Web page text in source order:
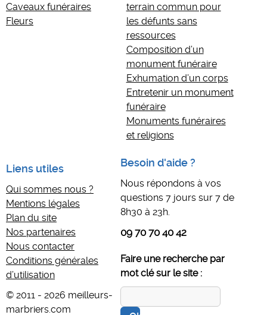
Caveaux funéraires
Fleurs
terrain commun pour
les défunts sans
ressources
Composition d’un
monument funéraire
Exhumation d’un corps
Entretenir un monument
funéraire
Monuments funéraires
et religions
Liens utiles
Qui sommes nous ?
Mentions légales
Plan du site
Nos partenaires
Nous contacter
Conditions générales
d’utilisation
© 2011 - 2026 meilleurs-
marbriers.com
Besoin d'aide ?
Nous répondons à vos
questions 7 jours sur 7 de
8h30 à 23h.
09 70 70 40 42
Faire une recherche par
mot clé sur le site :